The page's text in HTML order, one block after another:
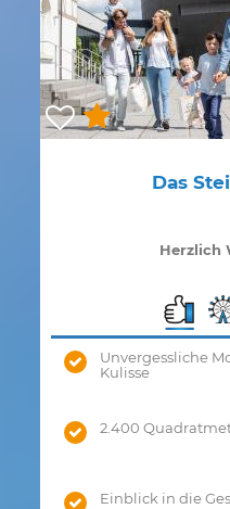
Das
Herzlich
Unvergessliche
Kulisse
2.400
Einblick in die